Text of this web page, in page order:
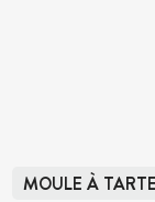
MOULE À